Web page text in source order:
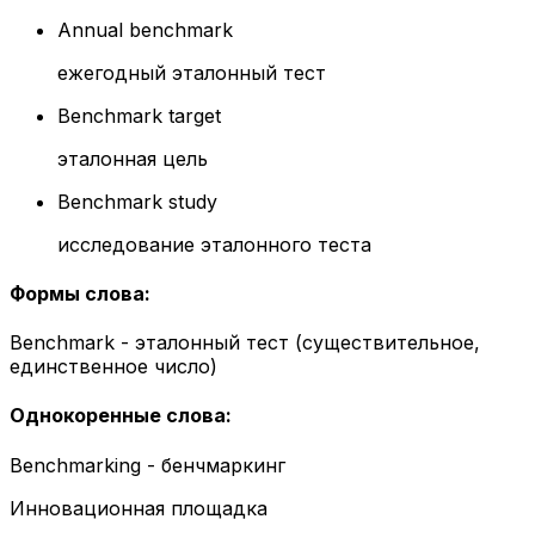
Annual benchmark
ежегодный эталонный тест
Benchmark target
эталонная цель
Benchmark study
исследование эталонного теста
Формы слова:
Benchmark - эталонный тест (существительное,
единственное число)
Однокоренные слова:
Benchmarking - бенчмаркинг
Инновационная площадка